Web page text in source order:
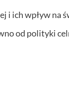
i ich wpływ na
od polityki